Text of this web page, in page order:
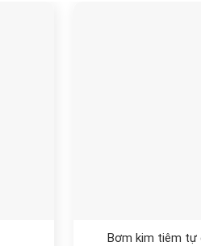
Bơm kim tiêm tự